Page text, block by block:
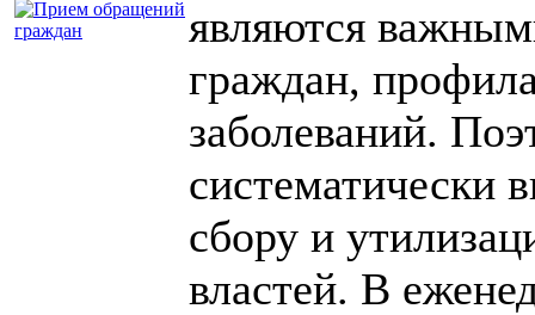
являются
граждан,
заболеваний.
систематически
сбору и
властей. В